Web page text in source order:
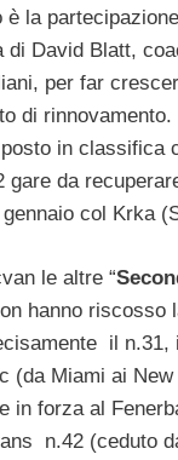
è la
di David Blatt,
per far
di
in classifica
gare da
col Krka
le altre “
hanno riscosso
il n.31,
(da Miami ai
in forza al
n.42 (ceduto